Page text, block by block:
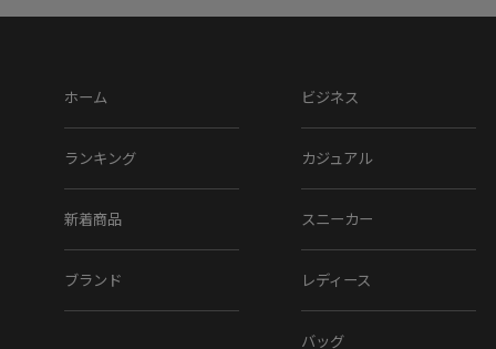
ホーム
ランキング
新着商品
ブランド
ビジネス
カジュアル
スニーカー
レディース
バッグ